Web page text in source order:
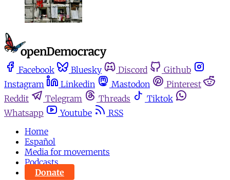
Facebook Bluesky Discord
Github
Instagram
Linkedin Mastodon
Pinterest
Reddit
Telegram Threads
Tiktok
Whatsapp
Youtube
RSS
Home
Español
Media for movements
Podcasts
Donate